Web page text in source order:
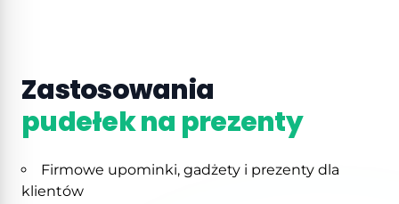
Zastosowania
pudełek na prezenty
Firmowe upominki, gadżety i prezenty dla
klientów